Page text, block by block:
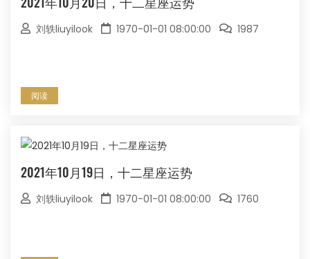
刘轶liuyilook 1970-01-01 08:00:00 1987
阅读
2021年10月19日，十二星座运势
刘轶liuyilook 1970-01-01 08:00:00 1760